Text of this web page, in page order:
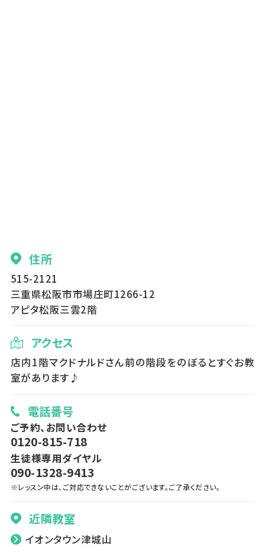
住所
515-2121
三重県松阪市市場庄町1266-12
アピタ松阪三雲2階
アクセス
店内1階マクドナルドさん前の階段をのぼるとすぐお教
室があります♪
電話番号
ご予約、お問い合わせ
0120-815-718
生徒様専用ダイヤル
090-1328-9413
※レッスン中は、ご対応できないことがございます。ご了承ください。
近隣教室
イオンタウン津城山